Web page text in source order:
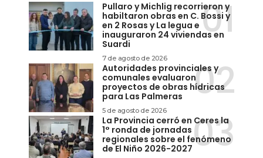
Pullaro y Michlig recorrieron y
habiltaron obras en C. Bossi y
en 2 Rosas y La legua e
inauguraron 24 viviendas en
Suardi
7 de agosto de 2026
Autoridades provinciales y
comunales evaluaron
proyectos de obras hídricas
para Las Palmeras
5 de agosto de 2026
La Provincia cerró en Ceres la
1° ronda de jornadas
regionales sobre el fenómeno
de El Niño 2026-2027